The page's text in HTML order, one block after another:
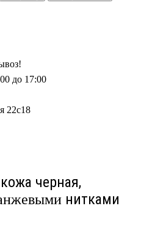
до 17:00
22с18
черная,
нитками